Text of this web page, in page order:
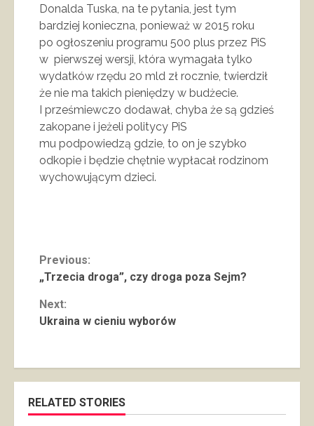
Donalda Tuska, na te pytania, jest tym
bardziej konieczna, ponieważ w 2015 roku
po ogłoszeniu programu 500 plus przez PiS
w pierwszej wersji, która wymagała tylko
wydatków rzędu 20 mld zł rocznie, twierdził
że nie ma takich pieniędzy w budżecie.
I prześmiewczo dodawał, chyba że są gdzieś
zakopane i jeżeli politycy PiS
mu podpowiedzą gdzie, to on je szybko
odkopie i będzie chętnie wypłacał rodzinom
wychowującym dzieci.
Continue
Previous:
„Trzecia droga”, czy droga poza Sejm?
Next:
Ukraina w cieniu wyborów
RELATED STORIES